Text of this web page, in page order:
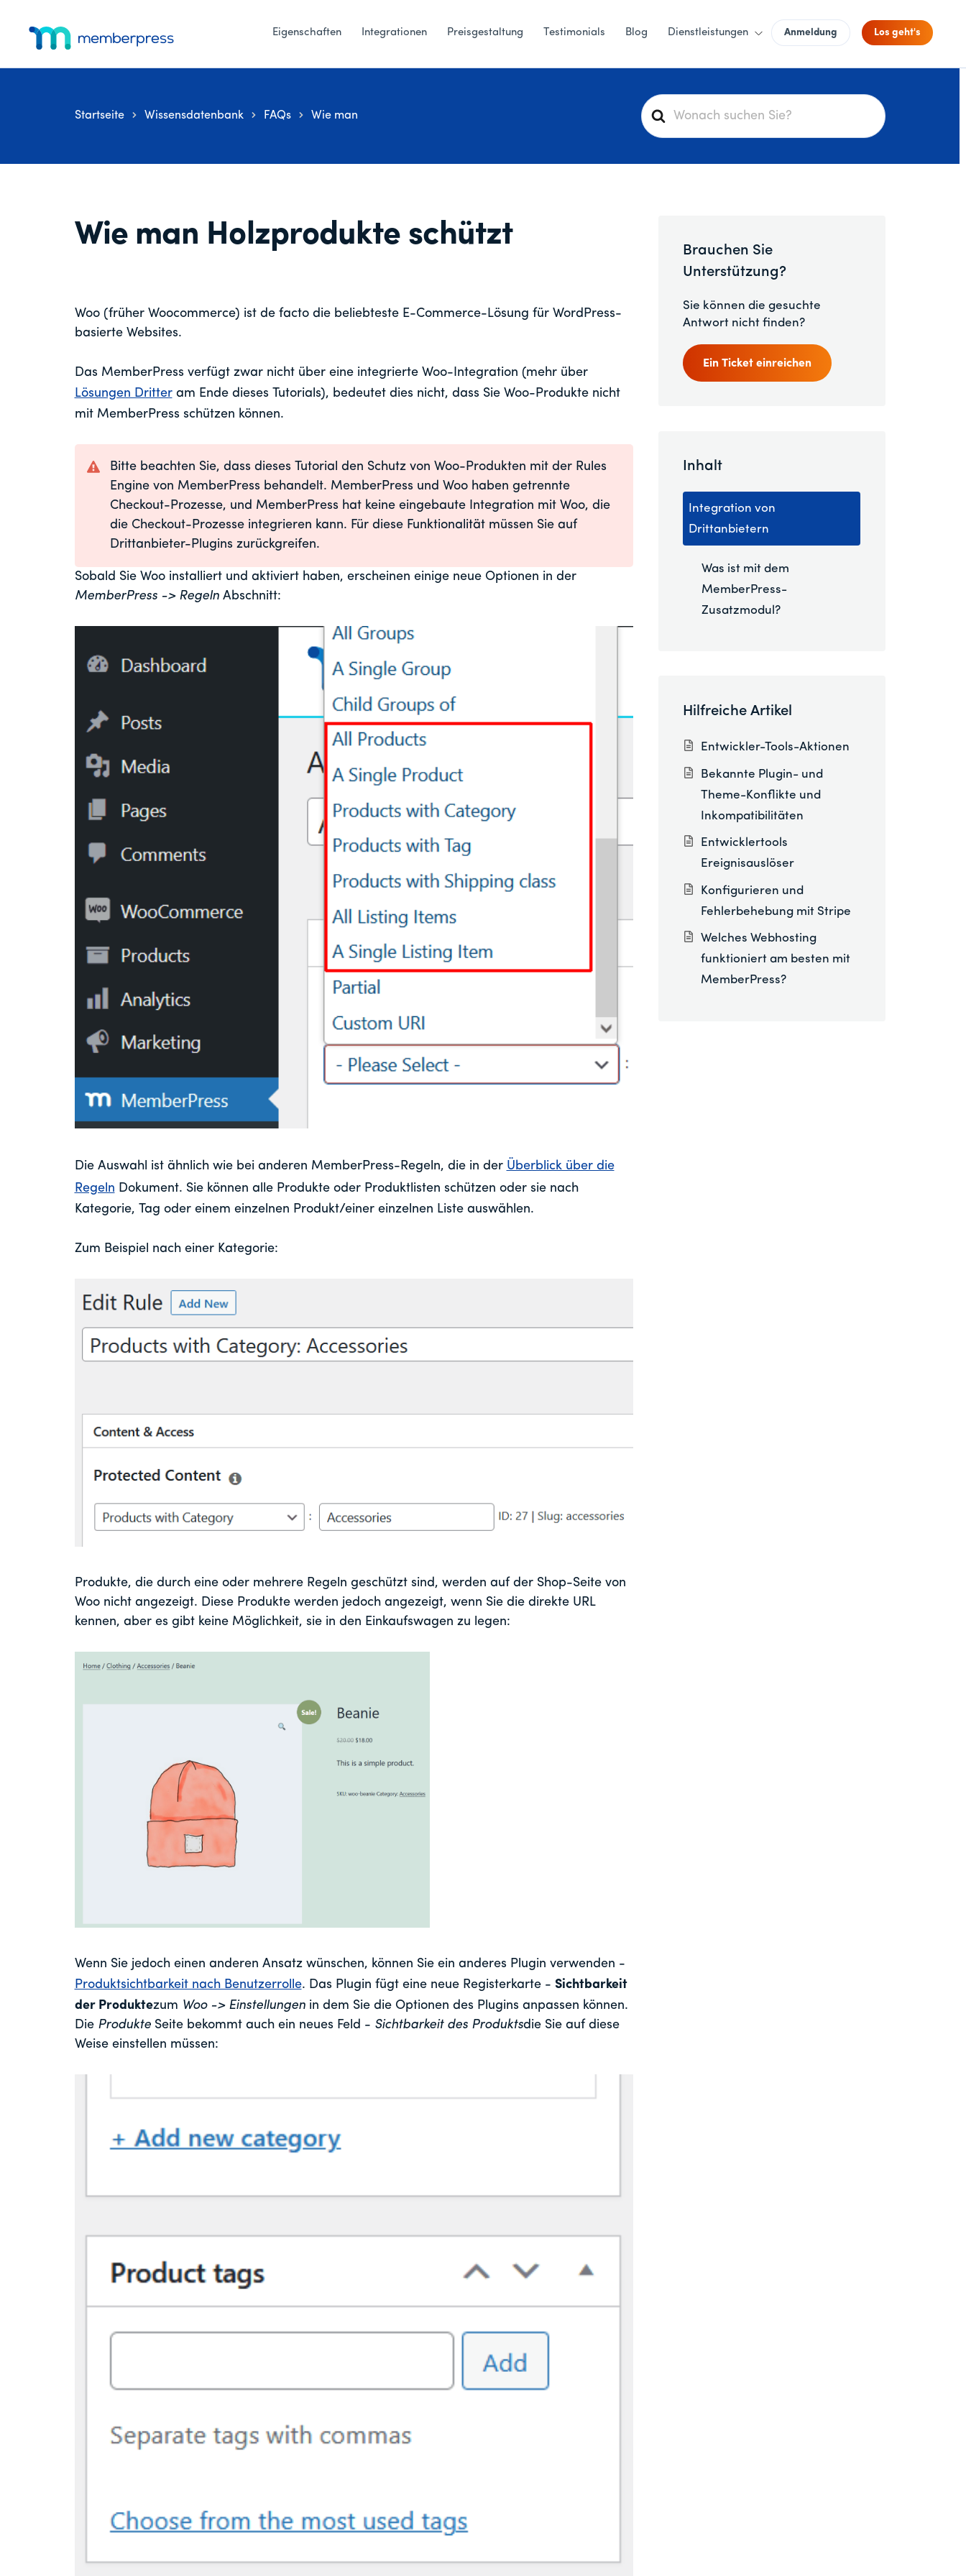
Hauptinhalt
springen
primären
Seitenleiste
Fußzeile
springen
Menü
Eigenschaften Integrationen Preisgestaltung Testimonials Blog Dienstleistungen Anmeldung Los geht's
S
u
Startseite Wissensdatenbank FAQs Wie man
Wie man Holzprodukte schützt
Woo (früher Woocommerce) ist de facto die beliebteste E-Commerce-Lösung für WordPress-
basierte Websites.
Das MemberPress verfügt zwar nicht über eine integrierte Woo-Integration (mehr über
Lösungen Dritteram Ende dieses Tutorials), bedeutet dies nicht, dass Sie Woo-Produkte nicht
mit MemberPress schützen können.
Bitte beachten Sie, dass dieses Tutorial den Schutz von Woo-Produkten mit der Rules
Engine von MemberPress behandelt. MemberPress und Woo haben getrennte
Checkout-Prozesse, und MemberPress hat keine eingebaute Integration mit Woo, die
die Checkout-Prozesse integrieren kann. Für diese Funktionalität müssen Sie auf
Drittanbieter-Plugins zurückgreifen.
Sobald Sie Woo installiert und aktiviert haben, erscheinen einige neue Optionen in der
MemberPress -> RegelnAbschnitt:
Die Auswahl ist ähnlich wie bei anderen MemberPress-Regeln, die in der Überblick über die
Regeln Dokument. Sie können alle Produkte oder Produktlisten schützen oder sie nach
Kategorie, Tag oder einem einzelnen Produkt/einer einzelnen Liste auswählen.
Zum Beispiel nach einer Kategorie:
Produkte, die durch eine oder mehrere Regeln geschützt sind, werden auf der Shop-Seite von
Woo nicht angezeigt. Diese Produkte werden jedoch angezeigt, wenn Sie die direkte URL
kennen, aber es gibt keine Möglichkeit, sie in den Einkaufswagen zu legen:
Wenn Sie jedoch einen anderen Ansatz wünschen, können Sie ein anderes Plugin verwenden -
Produktsichtbarkeit nach Benutzerrolle. Das Plugin fügt eine neue Registerkarte - Sichtbarkeit
der Produktezum Woo -> Einstellungenin dem Sie die Optionen des Plugins anpassen können.
Die ProdukteSeite bekommt auch ein neues Feld - Sichtbarkeit des Produktsdie Sie auf diese
Weise einstellen müssen:
Brauchen Sie
Unterstützung?
Sie können die gesuchte
Antwort nicht finden?
Ein Ticket einreichen
Inhalt
Integration von
Drittanbietern
Was ist mit dem
MemberPress-
Zusatzmodul?
Hilfreiche Artikel
Entwickler-Tools-Aktionen
Bekannte Plugin- und
Theme-Konflikte und
Inkompatibilitäten
Entwicklertools
Ereignisauslöser
Konfigurieren und
Fehlerbehebung mit Stripe
Welches Webhosting
funktioniert am besten mit
MemberPress?